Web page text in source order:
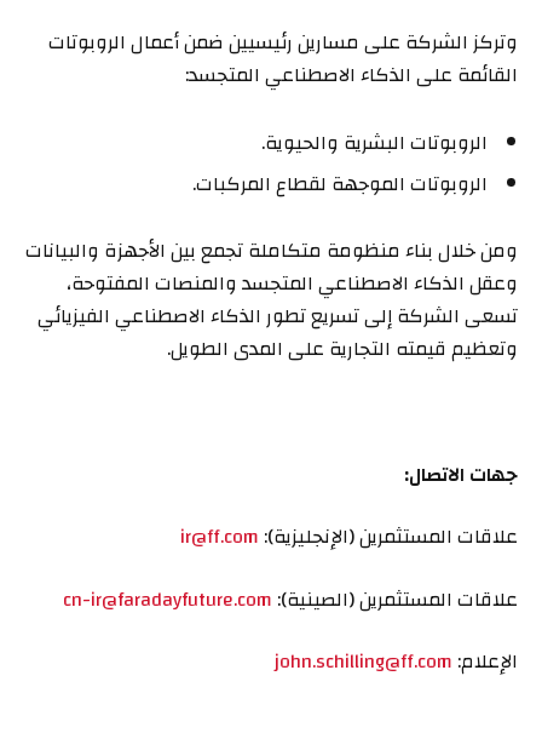
وتركز الشركة على مسارين رئيسيين ضمن أعمال الروبوتات
القائمة على الذكاء الاصطناعي المتجسد:
الروبوتات البشرية والحيوية.
الروبوتات الموجهة لقطاع المركبات.
ومن خلال بناء منظومة متكاملة تجمع بين الأجهزة والبيانات
وعقل الذكاء الاصطناعي المتجسد والمنصات المفتوحة،
تسعى الشركة إلى تسريع تطور الذكاء الاصطناعي الفيزيائي
وتعظيم قيمته التجارية على المدى الطويل.
جهات الاتصال:
علاقات المستثمرين (الإنجليزية): ir@ff.com
علاقات المستثمرين (الصينية): cn-ir@faradayfuture.com
الإعلام: john.schilling@ff.com